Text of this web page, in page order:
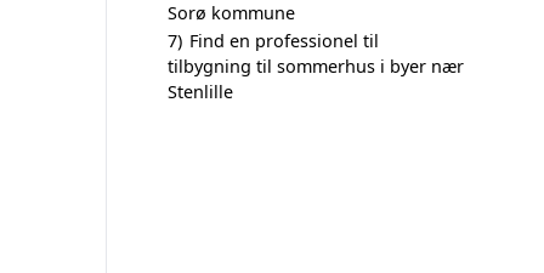
Sorø kommune
7) Find en professionel til
tilbygning til sommerhus i byer nær
Stenlille